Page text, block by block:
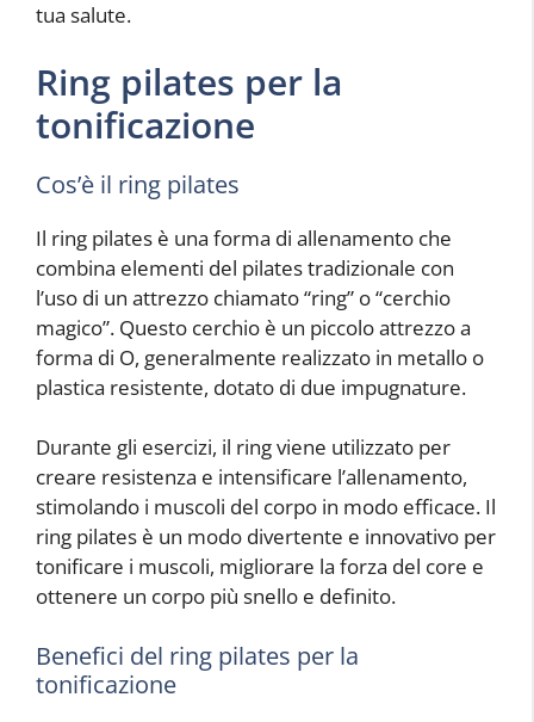
tua salute.
Ring pilates per la
tonificazione
Cos’è il ring pilates
Il ring pilates è una forma di allenamento che
combina elementi del pilates tradizionale con
l’uso di un attrezzo chiamato “ring” o “cerchio
magico”. Questo cerchio è un piccolo attrezzo a
forma di O, generalmente realizzato in metallo o
plastica resistente, dotato di due impugnature.
Durante gli esercizi, il ring viene utilizzato per
creare resistenza e intensificare l’allenamento,
stimolando i muscoli del corpo in modo efficace. Il
ring pilates è un modo divertente e innovativo per
tonificare i muscoli, migliorare la forza del core e
ottenere un corpo più snello e definito.
Benefici del ring pilates per la
tonificazione